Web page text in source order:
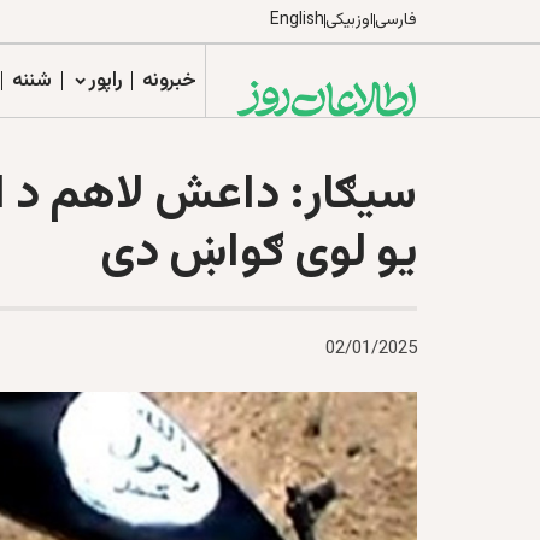
فارسیاوزبیکیEnglish
خبرونه راپور شننه
سیګار: داعش لاهم د
یو لوی ګواښ دی
02/01/2025